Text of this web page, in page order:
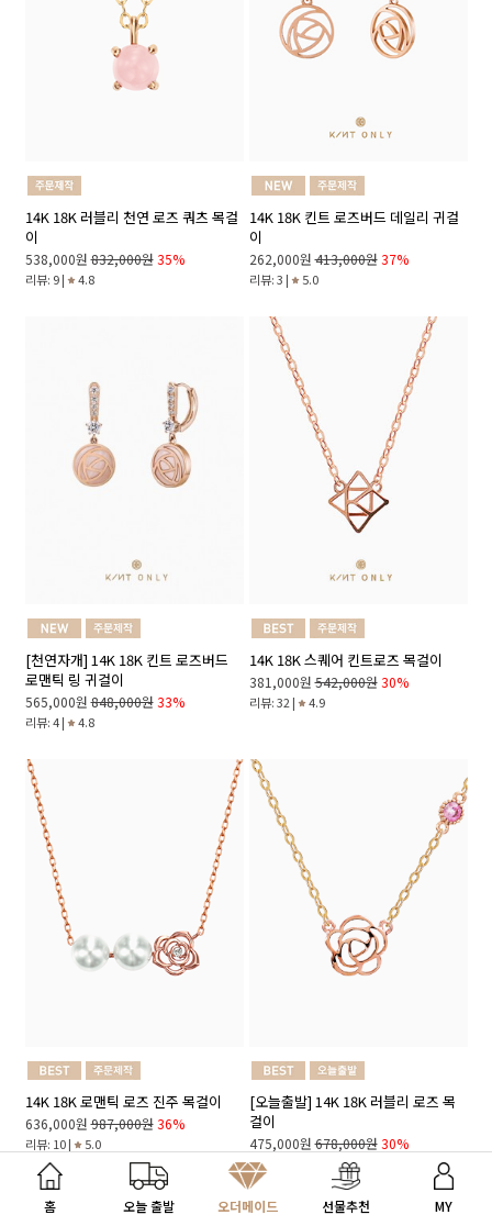
14K 18K 러블리 천연 로즈 쿼츠 목걸
이
538,000원 832,000원 35%
리뷰: 9 | 4.8
14K 18K 킨트 로즈버드 데일리 귀걸
이
262,000원 413,000원 37%
리뷰: 3 | 5.0
[천연자개] 14K 18K 킨트 로즈버드
로맨틱 링 귀걸이
565,000원 848,000원 33%
리뷰: 4 | 4.8
14K 18K 스퀘어 킨트로즈 목걸이
381,000원 542,000원 30%
리뷰: 32 | 4.9
14K 18K 로맨틱 로즈 진주 목걸이
636,000원 987,000원 36%
리뷰: 10 | 5.0
[오늘출발] 14K 18K 러블리 로즈 목
걸이
475,000원 678,000원 30%
리뷰: 12 |
내게 맞는 선물 찾기
홈 오늘 출발 오더메이드 선물추천 MY